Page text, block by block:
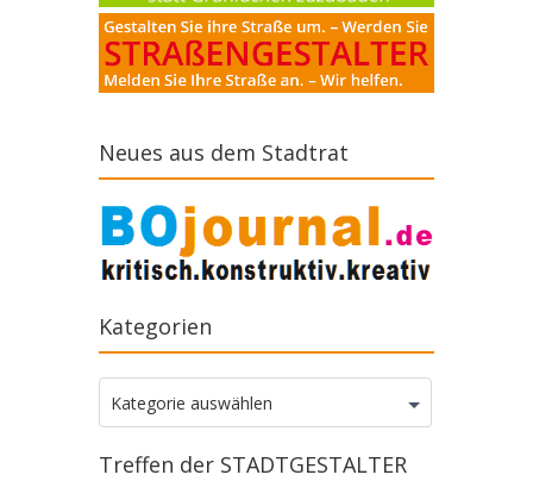
Neues aus dem Stadtrat
Kategorien
Kategorien
Kategorie auswählen
Treffen der STADTGESTALTER